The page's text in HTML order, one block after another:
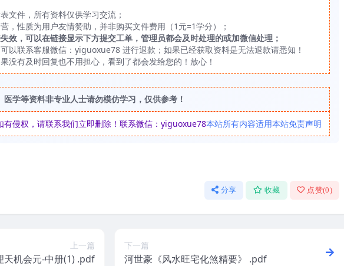
文件，所有资料仅供学习交流；
，性质为用户友情赞助，并非购买文件费用（1元=1学分）；
效，可以在链接显示下方提交工单，管理员都会及时处理的或加微信处理；
可以联系客服微信：yiguoxue78 进行退款；如果已经获取资料是无法退款请悉知！
没有及时回复也不用担心，看到了都会发给您的！放心！
医学等资料非专业人士请勿模仿学习，仅供参考！
有侵权，请联系我们立即删除！联系微信：yiguoxue78本站所有内容适用本站免责声明
分享 收藏 点赞(0)
上一篇
徐试可 地理天机会元-中册(1) .pdf
下一篇
河世豪《风水旺宅化煞精要》 .pdf